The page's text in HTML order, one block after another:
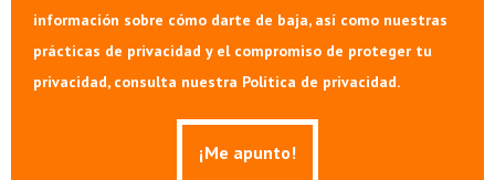
información sobre cómo darte de baja, así como nuestras
prácticas de privacidad y el compromiso de proteger tu
privacidad, consulta nuestra Política de privacidad.